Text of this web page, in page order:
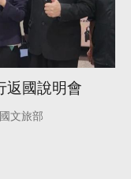
返國說明會
文旅部